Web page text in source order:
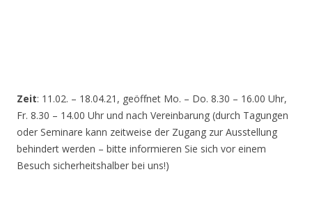
Zeit: 11.02. – 18.04.21, geöffnet Mo. – Do. 8.30 – 16.00 Uhr,
Fr. 8.30 – 14.00 Uhr und nach Vereinbarung (durch Tagungen
oder Seminare kann zeitweise der Zugang zur Ausstellung
behindert werden – bitte informieren Sie sich vor einem
Besuch sicherheitshalber bei uns!)